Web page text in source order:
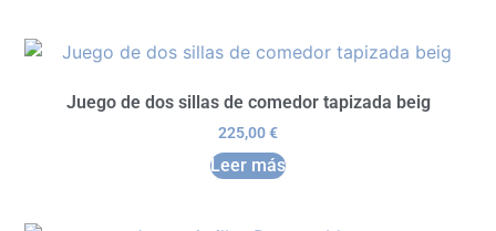
Juego de dos sillas de comedor tapizada beig
225,00€
Leer más